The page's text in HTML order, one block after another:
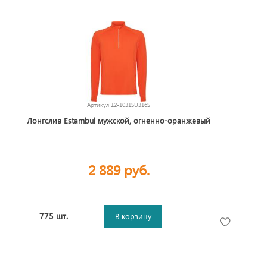
Артикул 12-1031SU316S
Лонгслив Estambul мужской, огненно-оранжевый
2 889 руб.
775 шт. В корзину